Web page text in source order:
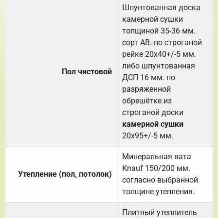
Пол чистовой
Шпунтованная доска
камерной сушки
толщиной 35-36 мм.
сорт АВ. по строганой
рейке 20х40+/-5 мм.
либо шпунтованная
ДСП 16 мм. по
разряженной
обрешётке из
строганой доски
камерной сушки
20х95+/-5 мм.
Утепление (пол, потолок)
Минеральная вата
Knauf 150/200 мм.
согласно выбранной
толщине утепления.
Плитный утеплитель